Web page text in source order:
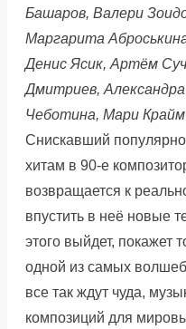
Башаров, Валери
Маргарита
Денис Ясик, Артём
Дмитриев,
Чеботина, Мари
Снискавший
хитам в 90-е
возвращается к
впустить в неё новые
этого выйдет, покажет
одной из самых
все так ждут чуда,
композиций для